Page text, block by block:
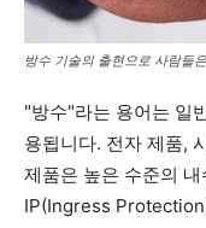
방수 기술의 출현으로 사람들은
"방수"라는 용어는 일
용됩니다. 전자 제품,
제품은 높은 수준의
IP(Ingress